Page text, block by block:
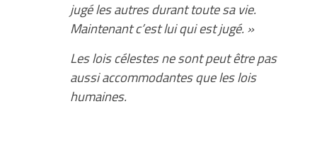
jugé les autres durant toute sa vie.
Maintenant c’est lui qui est jugé. »
Les lois célestes ne sont peut être pas
aussi accommodantes que les lois
humaines.